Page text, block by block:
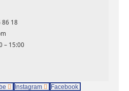
86 18
– 15:00
Instagram Facebook